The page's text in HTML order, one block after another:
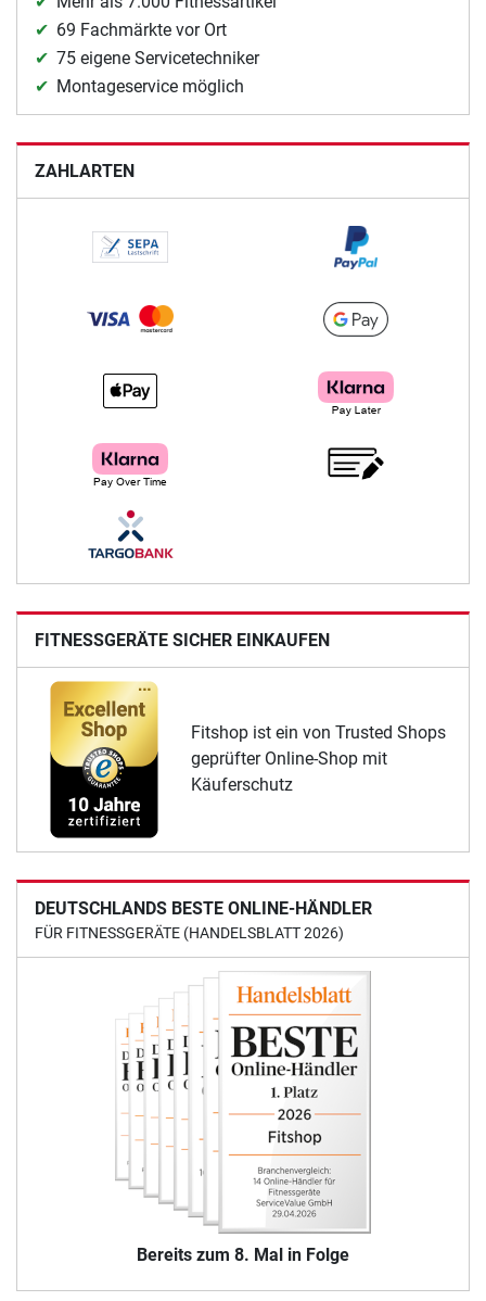
69 Fachmärkte vor Ort
75 eigene Servicetechniker
Montageservice möglich
ZAHLARTEN
FITNESSGERÄTE SICHER EINKAUFEN
Fitshop ist ein von Trusted Shops
geprüfter Online-Shop mit
Käuferschutz
DEUTSCHLANDS BESTE ONLINE-HÄNDLER
FÜR FITNESSGERÄTE (HANDELSBLATT 2026)
Bereits zum 8. Mal in Folge